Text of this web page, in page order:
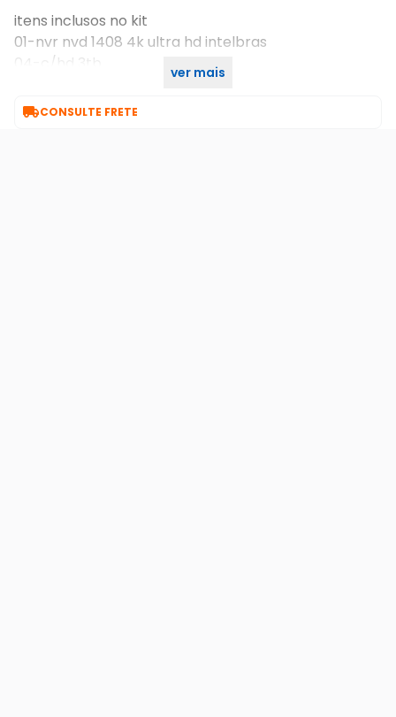
itens inclusos no kit
01-nvr nvd 1408 4k ultra hd intelbras
04-c/hd 3tb
ver mais
CONSULTE FRETE